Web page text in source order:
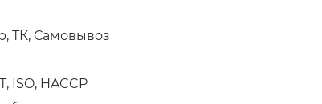
ТК, Самовывоз
ISO, HACCP